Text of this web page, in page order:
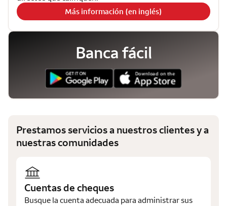
Más información (en inglés)
Banca fácil
Prestamos servicios a nuestros clientes y a
nuestras comunidades
Cuentas de cheques
Busque la cuenta adecuada para administrar sus